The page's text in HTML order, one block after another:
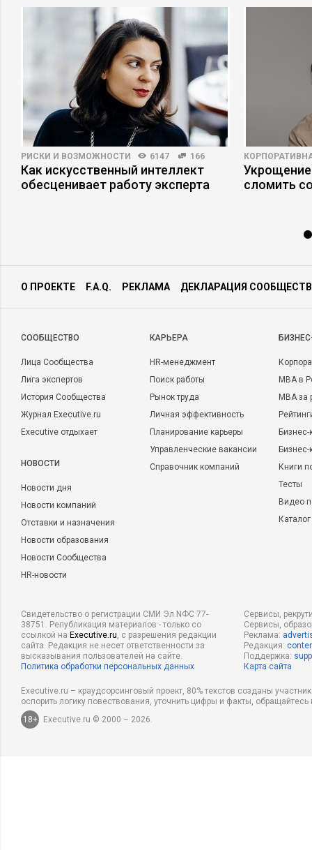
РИСКИ И ВОЗМОЖНОСТИ 6147 166
Как искусственный интеллект
обесценивает работу эксперта
сломить
О ПРОЕКТЕ F.A.Q. РЕКЛАМА ДЕКЛАРАЦИЯ
CООБЩЕСТВО
Лица Сообщества
Лига экспертов
История Сообщества
Журнал Executive.ru
Executive отдыхает
НОВОСТИ
Новости дня
Новости компаний
Отставки и назначения
Новости образования
Новости Сообщества
HR-новости
КАРЬЕРА
HR-менеджмент
Поиск работы
Рынок труда
Личная эффективность
Планирование карьеры
Управленческие вакансии
Справочник компаний
MBA в
MBA
Бизнес-
Книги
Тесты
Видео
Свидетельство о регистрации СМИ Эл NФС 77-
38751. Републикация материалов - только со
ссылкой на Executive.ru, с разрешения редакции
сайта. Редакция не несет ответственности за
высказывания пользователей на сайте.
Политика обработки персональных данных
Сервисы,
Сервисы,
Реклама:
Редакция:
Поддержка:
Карта сайта
Executive.ru – краудсорсинговый проект, 80% текстов созданы
оспорить логику повествования, уточнить цифры и факты,
18+
Executive.ru © 2000 – 2026.